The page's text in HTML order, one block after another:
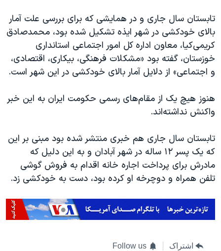
تابستان سال جاری و در همایشی که برای بررسی علت آمار
بالای خودکشی در شهر ایذه تشکیل شده بود، محمدصادق
کریمی‌کیا، معاون اداره کل امور اجتماعی استانداری
خوزستان، گفته بود «مشکلات فرهنگی، بیکاری، اقتصادی،
و اجتماعی» از دلایل آمار بالای خودکشی در این شهر است.
هنوز هیچ یک از مقام‌های رسمی حکومت ایران به این خبر
واکنش نداشته‌اند.
تابستان سال جاری هم خبری منتشر شده بود مبنی بر این
که یک پسر ۱۲ ساله در شهر آبادان و به این دلیل که
مادرش برای پرداخت اجاره خانه اقدام به فروش گوشی
تلفن همراه و دوچرخه او کرده بود، دست به خودکشی زد.
اشتراک Follow us